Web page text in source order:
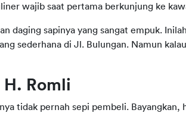
wajib saat pertama berkunjung ke
daging sapinya yang sangat empuk.
sederhana di Jl. Bulungan. Namun
H. Romli
tidak pernah sepi pembeli. Bayangkan,